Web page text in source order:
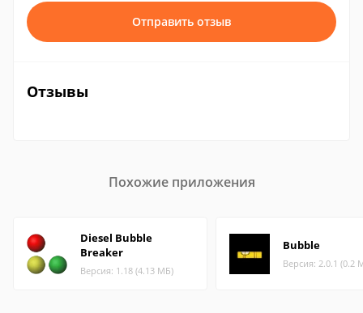
Отправить отзыв
Отзывы
Похожие приложения
Diesel Bubble
Breaker
Версия: 1.18 (4.13 МБ)
Bubble
Версия: 2.0.1 (0.2